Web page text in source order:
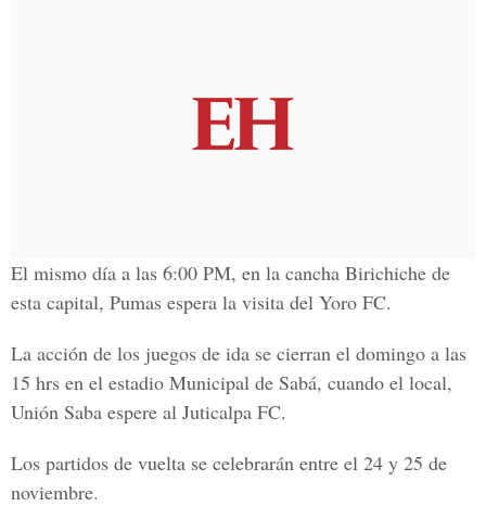
El mismo día a las 6:00 PM, en la cancha Birichiche de
esta capital, Pumas espera la visita del Yoro FC.
La acción de los juegos de ida se cierran el domingo a las
15 hrs en el estadio Municipal de Sabá, cuando el local,
Unión Saba espere al Juticalpa FC.
Los partidos de vuelta se celebrarán entre el 24 y 25 de
noviembre.